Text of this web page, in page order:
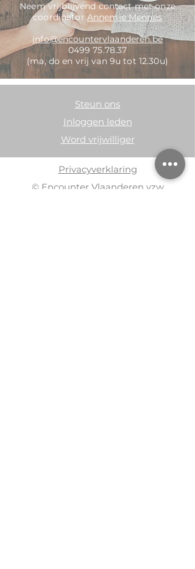
Neem vrijblijvend contact met onze
coordinatorAnnemie Mennes
info@encountervlaanderen.be
0499 75.78.37
(ma, do en vrij van 9u tot 12.30u)
Steun ons
Inloggen leden
Word vrijwilliger
Privacyverklaring
© Encounter Vlaanderen vzw